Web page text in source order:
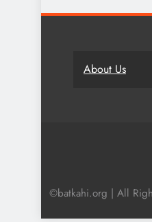
About Us
©batkahi.org | All